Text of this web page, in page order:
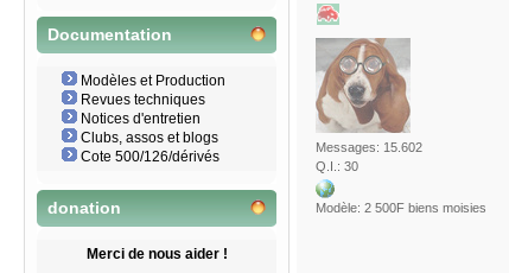
Documentation
Modèles et Production
Revues techniques
Notices d'entretien
Clubs, assos et blogs
Cote 500/126/dérivés
donation
Merci de nous aider !
Messages: 15.602
Q.I.: 30
Modèle: 2 500F biens moisies